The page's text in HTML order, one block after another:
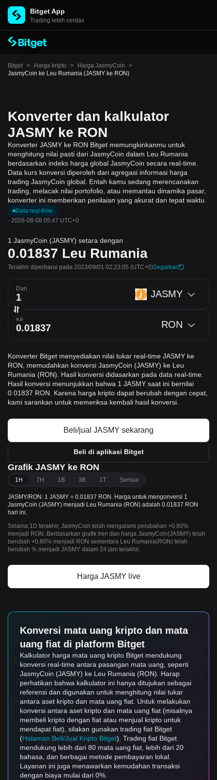
Bitget App
Trading lebih cerdas
Bitget > Harga kripto > Harga JasmyCoin
>
JasmyCoin ke Leu Rumania (JASMY ke RON)
Konverter dan kalkulator
JASMY ke RON
Konverter JASMY ke RON Bitget memungkinkanmu untuk
menghitung nilai pasti dari JasmyCoin dalam Leu Rumania
berdasarkan indeks harga global JasmyCoin secara real-time.
Data kurs konversi diperoleh dari agregasi informasi harga
trading JasmyCoin global. Entah kamu sedang merencanakan
trading, melacak nilai portofolio, atau memantau dinamika pasar,
konverter ini memberikan penilaian yang akurat dan tepat waktu.
Data real-time
· 2026-08-08 05:47 UTC+0
1 JasmyCoin (JASMY) setara dengan
0.01837 Leu Rumania
Terakhir diperbarui pada 2023/09/01 02:23:05 (UTC+0)Segarkan
Dari JASMY
Ke RON
Konverter Bitget menyediakan nilai tukar real-time JASMY ke
RON, memudahkan konversi JasmyCoin (JASMY) ke Leu
Rumania (RON). Hasil konversi didasarkan pada data real-time.
Hasil konversi menunjukkan bahwa 1 JASMY saat ini bernilai
0.01837 RON. Karena harga kripto dapat berubah dengan cepat,
kami sarankan untuk memeriksa kembali hasil konversi.
Beli/jual JASMY sekarang
Beli di aplikasi Bitget
Grafik JASMY ke RON
1H 7H 1B 3B 1T Semua
JASMY/RON: 1 JASMY = 0.01837 RON. Harga untuk mengonversi 1
JasmyCoin (JASMY) menjadi Leu Rumania (RON) adalah 0.01837 RON
hari ini.
Selama 1D terakhir, JasmyCoin telah mengalami perubahan +0.80%
menjadi RON. Berdasarkan grafik tren dan harga JasmyCoin(JASMY) telah
berubah +0.80% menjadi RON sementara Leu Rumania(RON) telah
berubah % menjadi JASMY dalam 24 jam terakhir.
Harga JASMY live
Konversi mata uang kripto dan mata
uang fiat di platform Bitget
Kalkulator harga mata uang kripto Bitget mendukung
konversi real-time antara pasangan mata uang, seperti
JasmyCoin (JASMY) ke Leu Rumania (RON). Harap
perhatikan bahwa kalkulator ini hanya ditujukan sebagai
referensi dan digunakan untuk menghitung nilai tukar
antara aset kripto dan mata uang fiat. Untuk melakukan
konversi antara aset kripto dan mata uang fiat (misalnya
membeli kripto dengan fiat atau menjual kripto untuk
mendapat fiat), silakan gunakan trading fiat Bitget
(Halaman Beli/Jual Kripto Bitget). Trading fiat Bitget
mendukung lebih dari 80 mata uang fiat, lebih dari 20
bahasa, dan berbagai metode pembayaran lokal.
Layanan ini juga menawarkan kemudahan transaksi
dengan biaya mulai dari 0%.